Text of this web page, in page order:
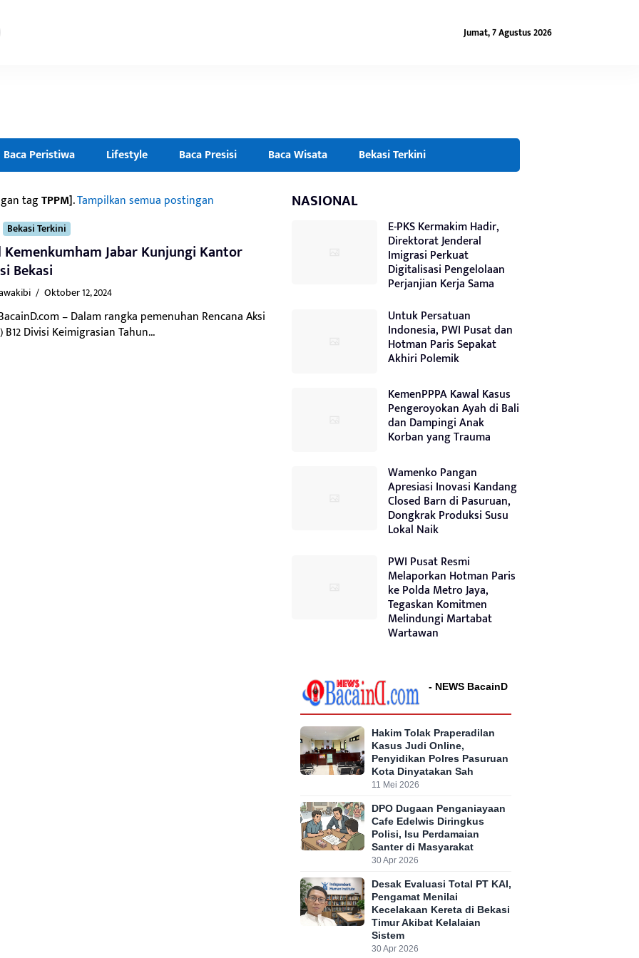
Jumat, 7 Agustus 2026
Baca Peristiwa Lifestyle Baca Presisi Baca Wisata Bekasi Terkini
tagTPPM].Tampilkan semua postingan
Bekasi Terkini
Kemenkumham Jabar Kunjungi Kantor
Bekasi
/ Oktober 12, 2024
– Dalam rangka pemenuhan Rencana Aksi
B12 Divisi Keimigrasian Tahun...
NASIONAL
E-PKS Kermakim Hadir,
Direktorat Jenderal
Imigrasi Perkuat
Digitalisasi Pengelolaan
Perjanjian Kerja Sama
Untuk Persatuan
Indonesia, PWI Pusat dan
Hotman Paris Sepakat
Akhiri Polemik
KemenPPPA Kawal Kasus
Pengeroyokan Ayah di Bali
dan Dampingi Anak
Korban yang Trauma
Wamenko Pangan
Apresiasi Inovasi Kandang
Closed Barn di Pasuruan,
Dongkrak Produksi Susu
Lokal Naik
PWI Pusat Resmi
Melaporkan Hotman Paris
ke Polda Metro Jaya,
Tegaskan Komitmen
Melindungi Martabat
Wartawan
- NEWS BacainD
Hakim Tolak Praperadilan
Kasus Judi Online,
Penyidikan Polres Pasuruan
Kota Dinyatakan Sah
11 Mei 2026
DPO Dugaan Penganiayaan
Cafe Edelwis Diringkus
Polisi, Isu Perdamaian
Santer di Masyarakat
30 Apr 2026
Desak Evaluasi Total PT KAI,
Pengamat Menilai
Kecelakaan Kereta di Bekasi
Timur Akibat Kelalaian
Sistem
30 Apr 2026